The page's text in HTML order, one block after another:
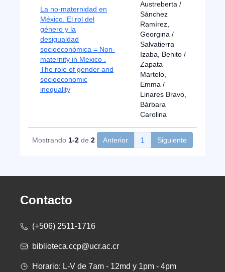
La no-maternidad en
México. El rol del
género y la
desigualdad
socioeconómica = Non-
maternity in Mexico .
The role of gender and
socioeconomic
inequality
Austreberta /
Sánchez
Ramírez,
Georgina /
Salvatierra
Izaba, Benito /
Zapata
Martelo,
Emma /
Linares Bravo,
Bárbara
Carolina
Mostrando 1-2 de 2 Anterior 1 Siguiente
Contacto
(+506) 2511-1716
biblioteca.ccp@ucr.ac.cr
Horario: L-V de 7am - 12md y 1pm - 4pm